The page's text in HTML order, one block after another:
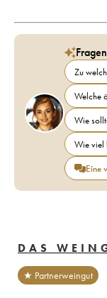
Zu
Welche
Wie
Wie viel
Eine
DAS
★ Partnerweingut